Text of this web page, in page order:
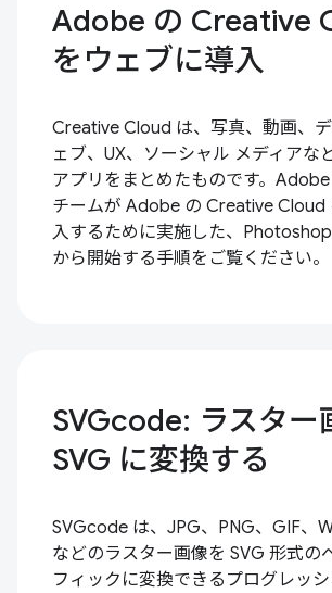
Adobe の Creative
をウェブに導入
Creative Cloud は、写真、動画、
ェブ、UX、ソーシャル メディアな
アプリをまとめたものです。
チームが Adobe の Creative Cloud
入するために実施した、
から開始する手順をご覧ください。
SVGcode: ラスター
SVG に変換する
SVGcode は、JPG、PNG、GIF、
などのラスター画像を SVG 形式の
フィックに変換できるプログレッ